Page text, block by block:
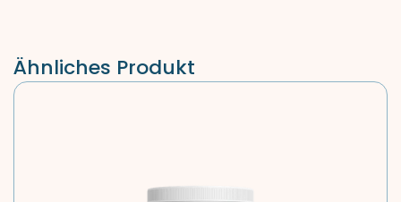
Ähnliches Produkt